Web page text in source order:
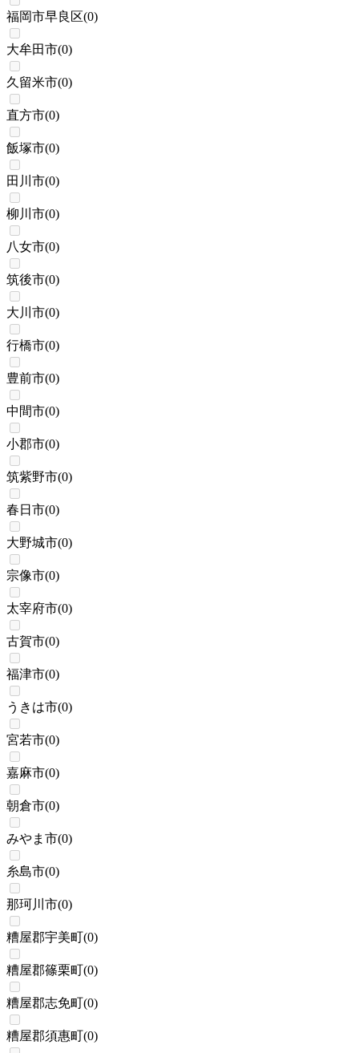
福岡市早良区(0)
大牟田市(0)
久留米市(0)
直方市(0)
飯塚市(0)
田川市(0)
柳川市(0)
八女市(0)
筑後市(0)
大川市(0)
行橋市(0)
豊前市(0)
中間市(0)
小郡市(0)
筑紫野市(0)
春日市(0)
大野城市(0)
宗像市(0)
太宰府市(0)
古賀市(0)
福津市(0)
うきは市(0)
宮若市(0)
嘉麻市(0)
朝倉市(0)
みやま市(0)
糸島市(0)
那珂川市(0)
糟屋郡宇美町(0)
糟屋郡篠栗町(0)
糟屋郡志免町(0)
糟屋郡須惠町(0)